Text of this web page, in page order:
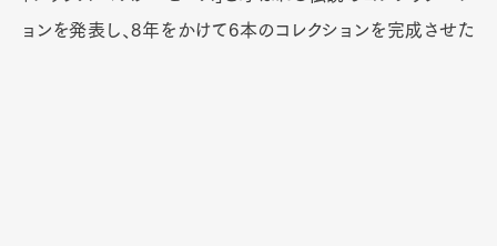
ョンを発表し、8年をかけて6本のコレクションを完成させた